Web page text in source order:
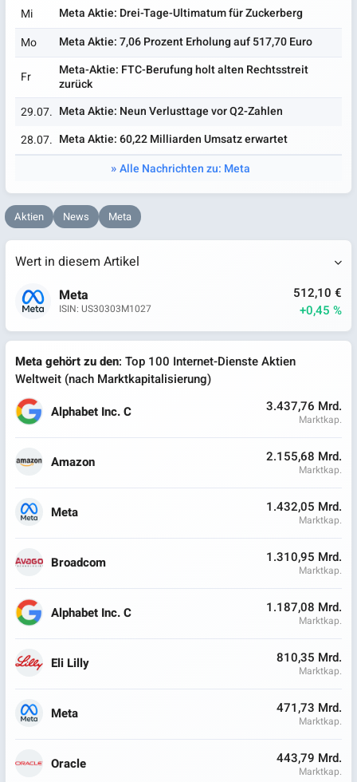
Mi
Meta Aktie: Drei-Tage-Ultimatum für Zuckerberg
Mo
Meta Aktie: 7,06 Prozent Erholung auf 517,70 Euro
Fr
Meta-Aktie: FTC-Berufung holt alten Rechtsstreit
zurück
29.07. Meta Aktie: Neun Verlusttage vor Q2-Zahlen
28.07. Meta Aktie: 60,22 Milliarden Umsatz erwartet
Alle Nachrichten zu: Meta
Aktien News Meta
Wert in diesem Artikel
Meta
ISIN: US30303M1027
512,10 €
+0,45 %
Meta gehört zu den: Top 100 Internet-Dienste Aktien
Weltweit (nach Marktkapitalisierung)
Alphabet Inc. C
3.437,76 Mrd.
Marktkap.
Amazon 2.155,68 Mrd.
Marktkap.
Meta 1.432,05 Mrd.
Marktkap.
Broadcom 1.310,95 Mrd.
Marktkap.
Alphabet Inc. C 1.187,08 Mrd.
Marktkap.
Eli Lilly 810,35 Mrd.
Marktkap.
Meta 471,73 Mrd.
Marktkap.
Oracle 443,79 Mrd.
Marktkap.